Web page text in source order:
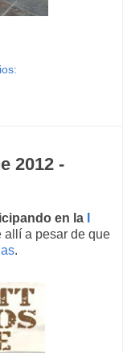
2012 -
en la
allí a pesar de que
.